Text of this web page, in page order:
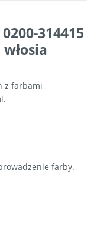
314415
z farbami
farby.